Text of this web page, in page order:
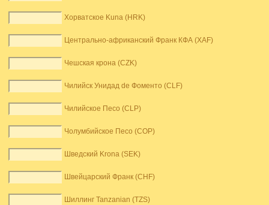
Хорватское Kuna (HRK)
Центрально-африканский Франк КФА (XAF)
Чешская крона (CZK)
Чилийск Унидад de Фоменто (CLF)
Чилийское Песо (CLP)
Чолумбийское Песо (COP)
Шведский Krona (SEK)
Швейцарский Франк (CHF)
Шиллинг Tanzanian (TZS)